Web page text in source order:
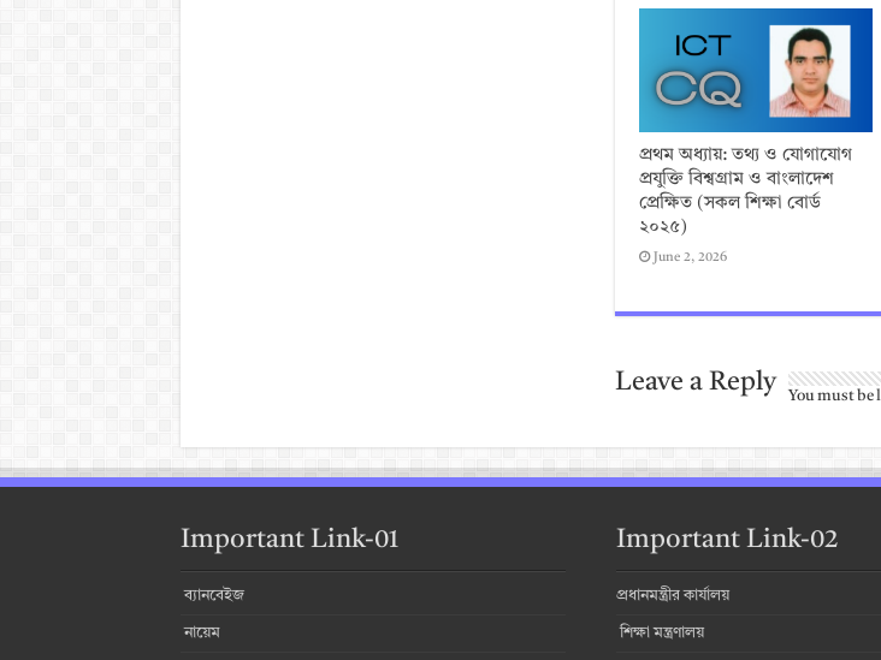
প্রথম অধ্যায়: তথ্য ও যোগাযোগ
প্রযুক্তি বিশ্বগ্রাম ও বাংলাদেশ
প্রেক্ষিত (সকল শিক্ষা বোর্ড
২০২৫)
June 2, 2026
Leave a Reply
You must be
Important Link-01
ব্যানবেইজ
নায়েম
Important Link-02
প্রধানমন্ত্রীর কার্যালয়
শিক্ষা মন্ত্রণালয়